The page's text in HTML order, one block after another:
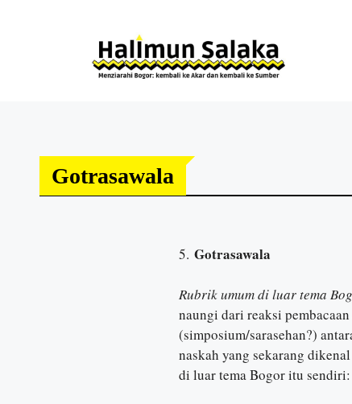
Gotrasawala
5. Gotrasawala
Rubrik umum di luar tema
naungi dari reaksi
(simposium/sarasehan?)
naskah yang sekarang
di luar tema Bogor itu sendiri: